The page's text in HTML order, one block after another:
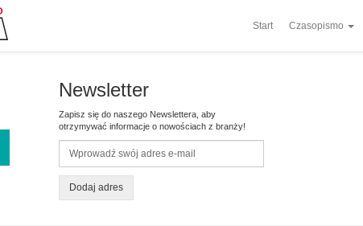
Start Czasopismo
Newsletter
Zapisz się do naszego Newslettera, aby
otrzymywać informacje o nowościach z branży!
Dodaj adres